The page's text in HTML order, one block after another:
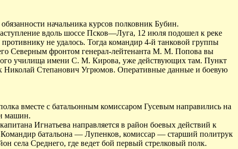
начальника курсов полковник Бубин.
вдоль шоссе Псков—Луга, 12 июля подошел к реке
не удалось. Тогда командир 4-й танковой группы
Северным фронтом генерал-лейтенанта М. М. Попова вы
училища имени С. М. Кирова, уже действующих там. Пункт
Николай Степанович Угрюмов. Оперативные данные и боевую
вместе с батальонным комиссаром Гусевым направились на
машин.
Игнатьева направляется в район боевых действий к
Командир батальона — Лупенков, комиссар — старший политрук
села Среднего, где ведет бой первый стрелковый полк.